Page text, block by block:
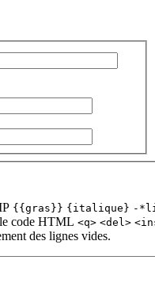
{{gras}} {italique} -
code HTML <q> <del>
des lignes vides.